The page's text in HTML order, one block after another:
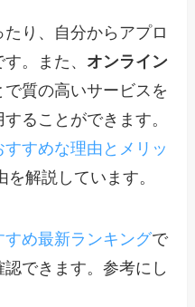
り、自分からアプロ
。また、 オンライン
で質の高いサービスを
することができます。
すめな理由とメリッ
解説しています。
め最新ランキングで
できます。参考にし